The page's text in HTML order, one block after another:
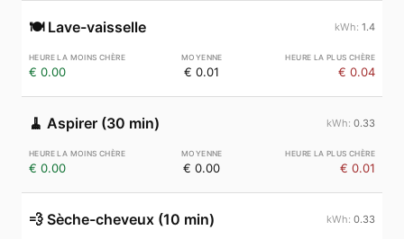
🍽️ Lave-vaisselle 1.4
€ 0.00 € 0.01 € 0.04
🧹 Aspirer (30 min) 0.33
€ 0.00 € 0.00 € 0.01
💨 Sèche-cheveux (10 min) 0.33